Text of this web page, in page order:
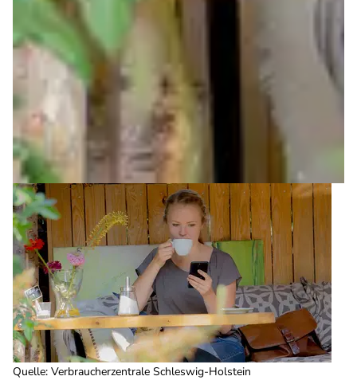
Quelle: Verbraucherzentrale Schleswig-Holstein